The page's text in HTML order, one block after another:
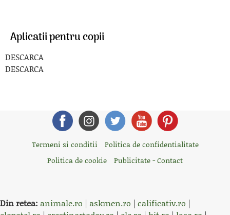
Aplicatii pentru copii
DESCARCA
DESCARCA
Termeni si conditii
Politica de confidentialitate
Politica de cookie
Publicitate - Contact
Din retea: animale.ro | askmen.ro | calificativ.ro |